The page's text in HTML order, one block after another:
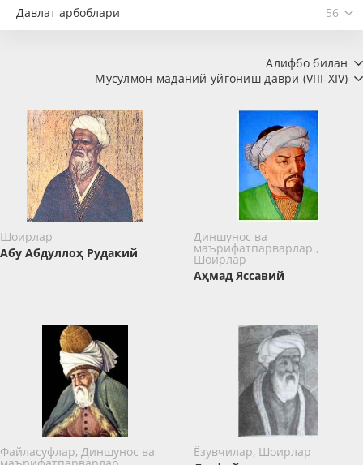
Давлат арбоблари 56
Алифбо билан
Мусулмон маданий уйғониш даври (VIII-XIV)
Шоирлар
Абу Абдуллоҳ Рудакий
Диншунос ва
маърифатпарварлар ,
Шоирлар
Аҳмад Яссавий
Файласуфлар, Диншунос ва
Ёзувчилар, Шоирлар